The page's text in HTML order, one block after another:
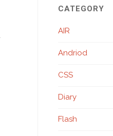
CATEGORY
AIR
Andriod
CSS
Diary
Flash